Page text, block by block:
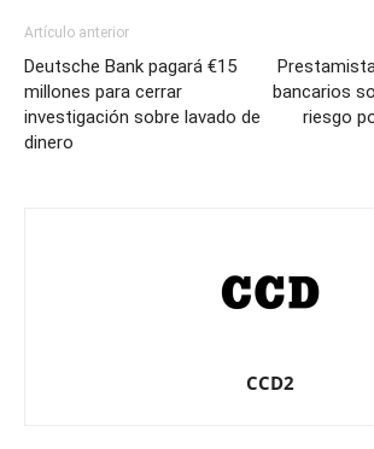
Artículo anterior
Deutsche Bank pagará €15
millones para cerrar
investigación sobre lavado de
dinero
bancarios
riesgo
CCD2